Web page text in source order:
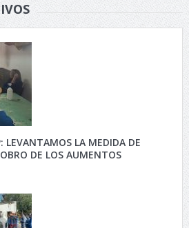
LEVANTAMOS LA MEDIDA DE
DE LOS AUMENTOS